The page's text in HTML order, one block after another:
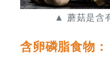
Discounts▲ 蘑菇是含
含卵磷脂食物：